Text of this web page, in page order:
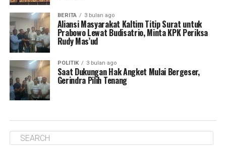
BERITA 3 bulan ago
Aliansi Masyarakat Kaltim Titip Surat untuk
Prabowo Lewat Budisatrio, Minta KPK Periksa
Rudy Mas’ud
POLITIK 3 bulan ago
Saat Dukungan Hak Angket Mulai Bergeser,
Gerindra Pilih Tenang